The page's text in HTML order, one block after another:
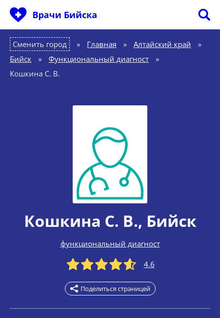
Врачи Бийска
Сменить город Главная » Алтайский край
»
Бийск
» Функциональный диагност
»
Кошкина С. В.
Кошкина С. В., Бийск
функциональный диагност
4.6
Поделиться страницей